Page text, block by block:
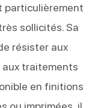
particulièrement
sollicités. Sa
résister aux
traitements
en finitions